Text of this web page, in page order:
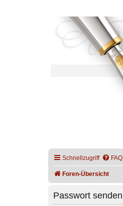
Schnellzugriff FAQ
Foren-Übersicht
Passwort senden